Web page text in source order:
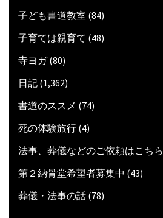
子ども書道教室 (84)
子育ては親育て (48)
寺ヨガ(80)
日記 (1,362)
書道のススメ (74)
死の体験旅行 (4)
法事、葬儀などのご依頼はこちら
第２納骨堂希望者募集中 (43)
葬儀・法事の話 (78)